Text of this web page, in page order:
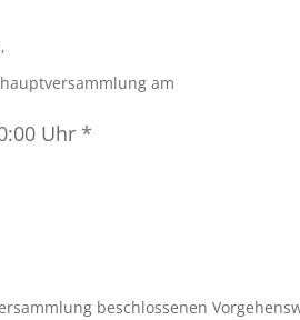
am
Uhr *
beschlossenen